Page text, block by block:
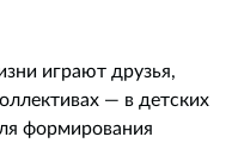
играют друзья,
— в детских
формирования